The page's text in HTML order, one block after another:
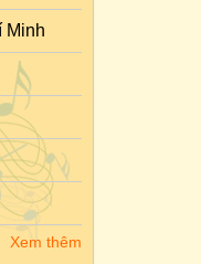
Minh
Xem thêm